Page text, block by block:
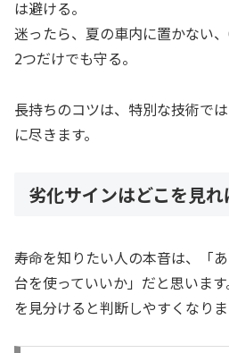
は避ける。
迷ったら、夏の車内に置かない
2つだけでも守る。
長持ちのコツは、特別な技術で
に尽きます。
劣化サインはどこを見
寿命を知りたい人の本音は、「
台を使っていいか」だと思いま
を見分けると判断しやすくなりま